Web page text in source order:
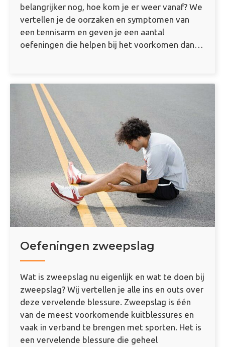
belangrijker nog, hoe kom je er weer vanaf? We
vertellen je de oorzaken en symptomen van
een tennisarm en geven je een aantal
oefeningen die helpen bij het voorkomen dan…
Oefeningen zweepslag
Wat is zweepslag nu eigenlijk en wat te doen bij
zweepslag? Wij vertellen je alle ins en outs over
deze vervelende blessure. Zweepslag is één
van de meest voorkomende kuitblessures en
vaak in verband te brengen met sporten. Het is
een vervelende blessure die geheel